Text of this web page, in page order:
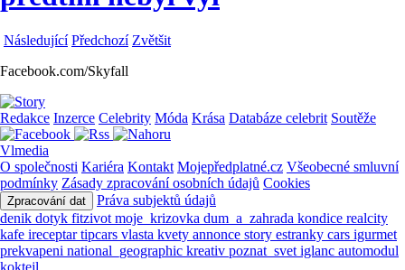
Následující Předchozí Zvětšit
Facebook.com/Skyfall
Redakce Inzerce Celebrity Móda Krása Databáze celebrit Soutěže
Vlmedia
O společnosti Kariéra Kontakt Mojepředplatné.cz Všeobecné smluvní
podmínky Zásady zpracování osobních údajů Cookies
Zpracování dat
Práva subjektů údajů
denik dotyk fitzivot moje_krizovka dum_a_zahrada kondice realcity
kafe ireceptartipcars vlasta kvety annonce story estranky cars igurmet
prekvapeni national_geographic kreativ poznat_svet iglanc automodul
koktejl